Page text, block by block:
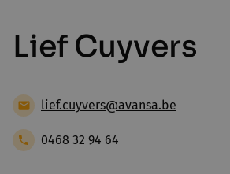
Lief Cuyvers
lief.cuyvers@avansa.be
0468 32 94 64